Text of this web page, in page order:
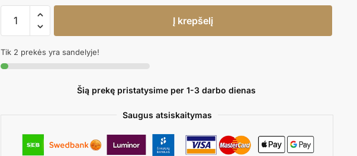
produkto
kiekis:
servetėlės
Sunkvežemis
Į krepšelį
Tik 2 prekės yra sandelyje!
Šią prekę pristatysime per 1-3 darbo dienas
Saugus atsiskaitymas